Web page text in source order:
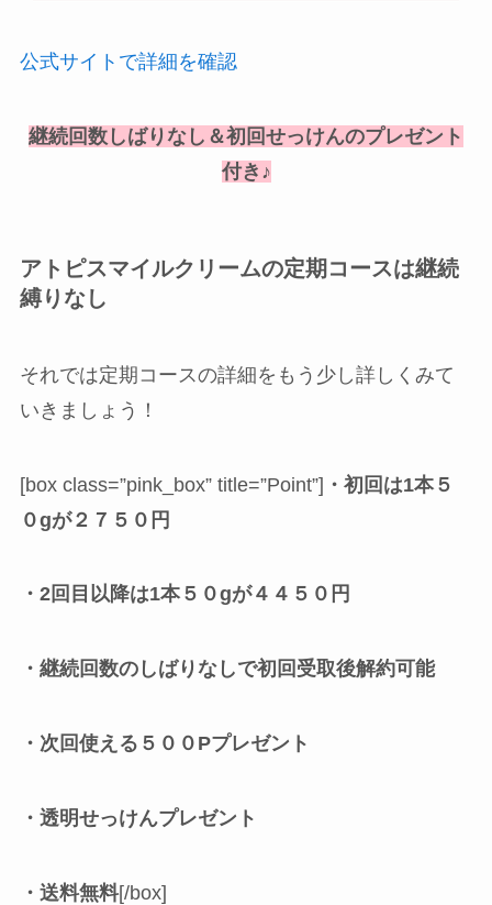
公式サイトで詳細を確認
継続回数しばりなし＆初回せっけんのプレゼント
付き♪
アトピスマイルクリームの定期コースは継続
縛りなし
それでは定期コースの詳細をもう少し詳しくみて
いきましょう！
[box class=”pink_box” title=”Point”] ・初回は1本５
０gが２７５０円
・2回目以降は1本５０gが４４５０円
・継続回数のしばりなしで初回受取後解約可能
・次回使える５００Pプレゼント
・透明せっけんプレゼント
・送料無料[/box]